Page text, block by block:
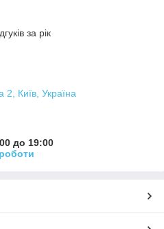
за рік
Київ, Україна
до 19:00